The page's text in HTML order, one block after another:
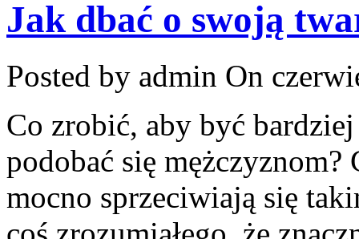
Jak dbać o swoją
Posted by admin On
Co zrobić, aby być
podobać się
mocno sprzeciwiają się